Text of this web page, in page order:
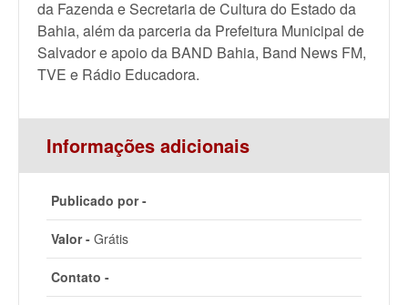
da Fazenda e Secretaria de Cultura do Estado da
Bahia, além da parceria da Prefeitura Municipal de
Salvador e apoio da BAND Bahia, Band News FM,
TVE e Rádio Educadora.
Informações adicionais
Publicado por -
Valor - Grátis
Contato -